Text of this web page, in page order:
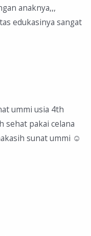
anaknya,,,
edukasinya sangat
ummi usia 4th
sehat pakai celana
sunat ummi ☺️